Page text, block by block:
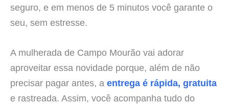
seguro, e em menos de 5 minutos você garante o
seu, sem estresse.
A mulherada de Campo Mourão vai adorar
aproveitar essa novidade porque, além de não
precisar pagar antes, a entrega é rápida, gratuita
e rastreada. Assim, você acompanha tudo do